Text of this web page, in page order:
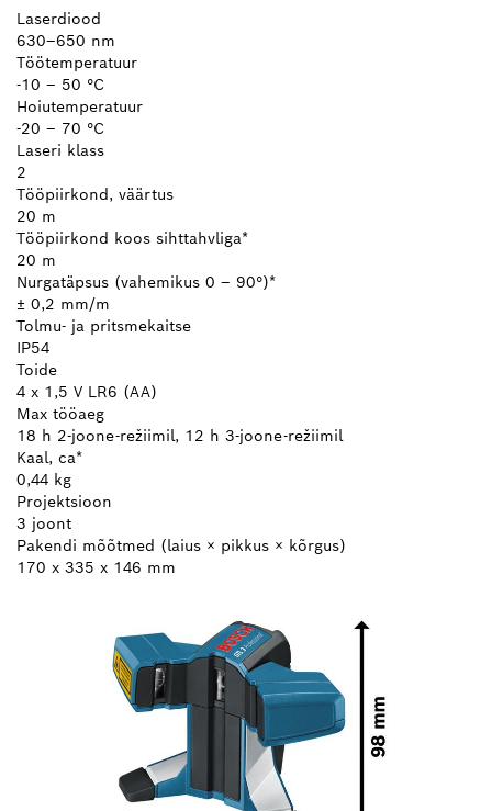
Laserdiood
630–650 nm
Töötemperatuur
-10 – 50 °C
Hoiutemperatuur
-20 – 70 °C
Laseri klass
2
Tööpiirkond, väärtus
20 m
Tööpiirkond koos sihttahvliga*
20 m
Nurgatäpsus (vahemikus 0 – 90°)*
± 0,2 mm/m
Tolmu- ja pritsmekaitse
IP54
Toide
4 x 1,5 V LR6 (AA)
Max tööaeg
18 h 2-joone-režiimil, 12 h 3-joone-režiimil
Kaal, ca*
0,44 kg
Projektsioon
3 joont
Pakendi mõõtmed (laius × pikkus × kõrgus)
170 x 335 x 146 mm